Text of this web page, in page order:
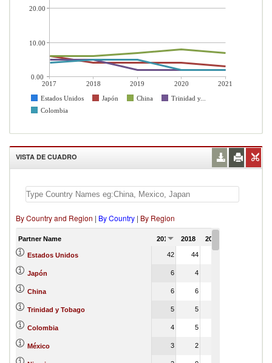
2017 2018 2019 2020
2021
Estados Unidos
Japón China
Trinidad y...
Colombia
20.00
10.00
0.00
VISTA DE CUADRO
By Country and Region | By Country | By Region
Partner Name 2017 2018 2019
Estados Unidos 42 44
Japón 6 4
China 6 6
Trinidad y Tobago 5 5
Colombia 4 5
México 3 2